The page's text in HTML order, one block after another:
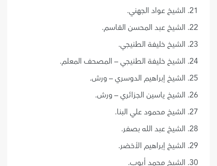
الشيخ عواد الجهني.
الشيخ عبد المحسن القاسم.
الشيخ خليفة الطنيجي.
الشيخ خليفة الطنيجي – المصحف المعلم.
الشيخ إبراهيم الدوسري – ورش.
الشيخ ياسين الجزائري – ورش.
الشيخ محمود علي البنا.
الشيخ عبد الله بصفر.
الشيخ إبراهيم الأخضر.
الشيخ محمد أيوب.